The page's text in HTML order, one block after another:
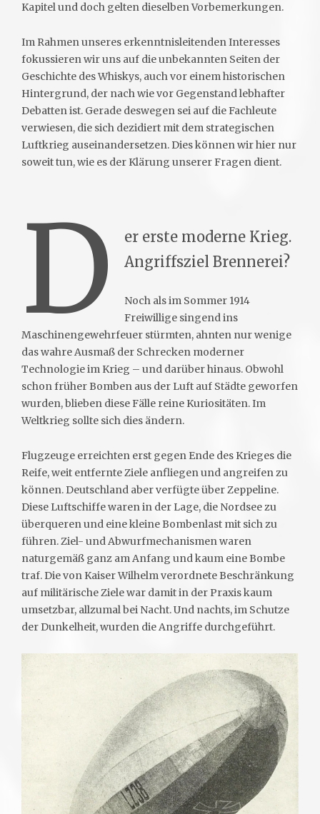
Kapitel und doch gelten dieselben Vorbemerkungen.
Im Rahmen unseres erkenntnisleitenden Interesses
fokussieren wir uns auf die unbekannten Seiten der
Geschichte des Whiskys, auch vor einem historischen
Hintergrund, der nach wie vor Gegenstand lebhafter
Debatten ist. Gerade deswegen sei auf die Fachleute
verwiesen, die sich dezidiert mit dem strategischen
Luftkrieg auseinandersetzen. Dies können wir hier nur
soweit tun, wie es der Klärung unserer Fragen dient.
D
er erste moderne Krieg.
Angriffsziel Brennerei?
Noch als im Sommer 1914
Freiwillige singend ins
Maschinengewehrfeuer stürmten, ahnten nur wenige
das wahre Ausmaß der Schrecken moderner
Technologie im Krieg – und darüber hinaus. Obwohl
schon früher Bomben aus der Luft auf Städte geworfen
wurden, blieben diese Fälle reine Kuriositäten. Im
Weltkrieg sollte sich dies ändern.
Flugzeuge erreichten erst gegen Ende des Krieges die
Reife, weit entfernte Ziele anfliegen und angreifen zu
können. Deutschland aber verfügte über Zeppeline.
Diese Luftschiffe waren in der Lage, die Nordsee zu
überqueren und eine kleine Bombenlast mit sich zu
führen. Ziel- und Abwurfmechanismen waren
naturgemäß ganz am Anfang und kaum eine Bombe
traf. Die von Kaiser Wilhelm verordnete Beschränkung
auf militärische Ziele war damit in der Praxis kaum
umsetzbar, allzumal bei Nacht. Und nachts, im Schutze
der Dunkelheit, wurden die Angriffe durchgeführt.